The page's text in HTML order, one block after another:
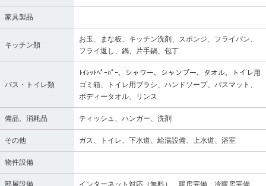
家具製品
キッチン類
お玉、まな板、キッチン洗剤、スポンジ、フライパン、
フライ返し、鍋、片手鍋、包丁
バス・トイレ類
ﾄｲﾚｯﾄﾍﾟｰﾊﾟｰ、シャワー、シャンプー、タオル、トイレ用
ゴミ箱、トイレ用ブラシ、ハンドソープ、バスマット、
ボディータオル、リンス
備品、消耗品 ティッシュ、ハンガー、洗剤
その他 ガス、トイレ、下水道、給湯設備、上水道、浴室
物件設備
部屋設備 インターネット対応（無料）、暖房完備、冷暖房完備